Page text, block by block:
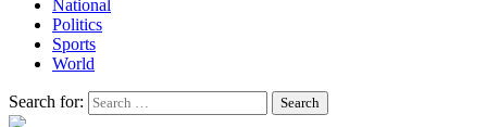
National
Politics
Sports
World
Search for: